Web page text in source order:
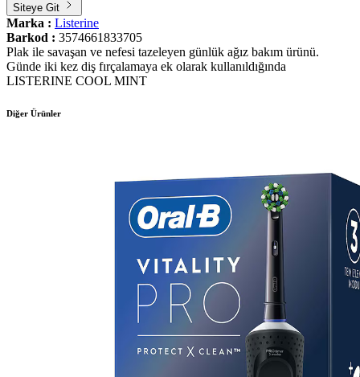
Siteye Git
Marka : Listerine
Barkod : 3574661833705
Plak ile savaşan ve nefesi tazeleyen günlük ağız bakım ürünü.
Günde iki kez diş fırçalamaya ek olarak kullanıldığında
LISTERINE COOL MINT
Diğer Ürünler